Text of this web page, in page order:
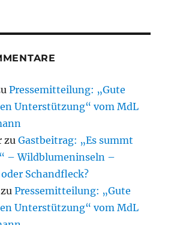
Pressemitteilung: „Gute
Unterstützung“ vom MdL
zuGastbeitrag: „Es summt
– Wildblumeninseln –
Schandfleck?
zuPressemitteilung: „Gute
Unterstützung“ vom MdL